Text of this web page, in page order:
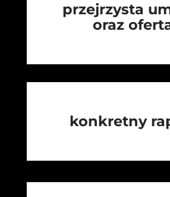
przejrzysta
oraz
konkretny